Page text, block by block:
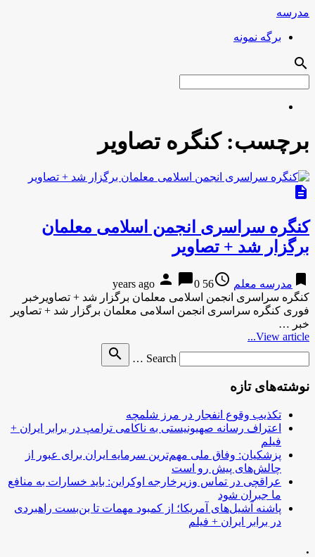
مدرسه
برگه نمونه
search
برچسب:کنگره تصاویر
description
کنگره سراسری انجمن اسلامی معلمان
برگزار شد + تصاویر
bookmark مدرسه معلم access_time
56 years ago
person chat_bubble0
کنگره سراسری انجمن اسلامی معلمان برگزار شد + تصاویرخبر
فوری کنگره سراسری انجمن اسلامی معلمان برگزار شد + تصاویر
خبر …
View article...
Search …
search
نوشته‌های تازه
تکذیب وقوع انفجار در مرز شلمچه
اعتراف رسانه صهیونیستی به ناکامی ترامپ در برابر ایران +
فیلم
پزشکیان: وفاق ملی مهم‌ترین سرمایه ایران برای عبور از
چالش‌های پیش رو است
عراقچی در تماس وزیرخارجه اوکراین: باید خسارات به منافع
ما جبران شود
پاشنه آشیل‌های آمریکا؛ از کمبود مهمات تا بن‌بست راهبردی
در برابر ایران + فیلم
.